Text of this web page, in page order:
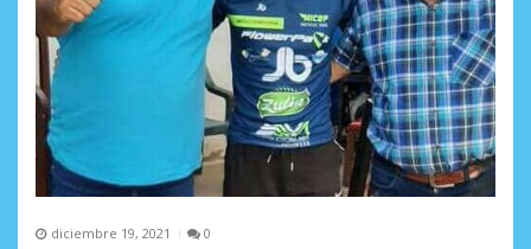
diciembre 19, 2021 0